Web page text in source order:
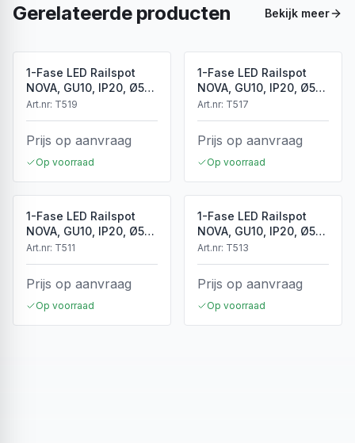
Gerelateerde producten Bekijk meer
1-Fase LED Railspot
NOVA, GU10, IP20, Ø56
x 85 mm, Antiek Brons
Art.nr: T519
Prijs op aanvraag
Op voorraad
1-Fase LED Railspot
NOVA, GU10, IP20, Ø56
x 85 mm, Brons
Art.nr: T517
Prijs op aanvraag
Op voorraad
1-Fase LED Railspot
NOVA, GU10, IP20, Ø56
x 85 mm, Wit
Art.nr: T511
Prijs op aanvraag
Op voorraad
1-Fase LED Railspot
NOVA, GU10, IP20, Ø56
x 85 mm, Zwart
Art.nr: T513
Prijs op aanvraag
Op voorraad